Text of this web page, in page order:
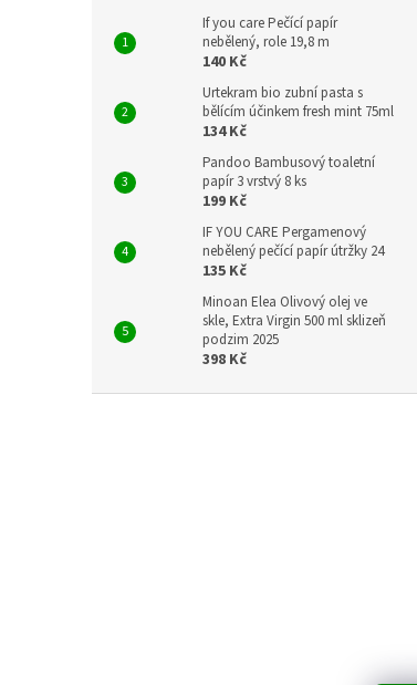
If you care Pečící papír
nebělený, role 19,8 m
140 Kč
Urtekram bio zubní pasta s
bělícím účinkem fresh mint 75ml
134 Kč
Pandoo Bambusový toaletní
papír 3 vrstvý 8 ks
199 Kč
IF YOU CARE Pergamenový
nebělený pečící papír útržky 24
135 Kč
Minoan Elea Olivový olej ve
skle, Extra Virgin 500 ml sklizeň
podzim 2025
398 Kč